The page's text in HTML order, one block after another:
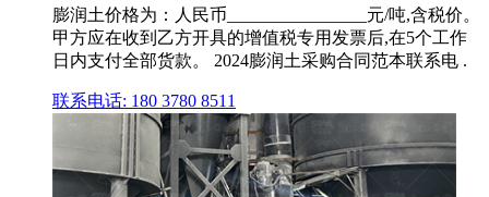
膨润土价格为：人民币________________元/吨,含税价。
甲方应在收到乙方开具的增值税专用发票后,在5个工作
日内支付全部货款。 2024膨润土采购合同范本联系电 .
联系电话: 180 3780 8511